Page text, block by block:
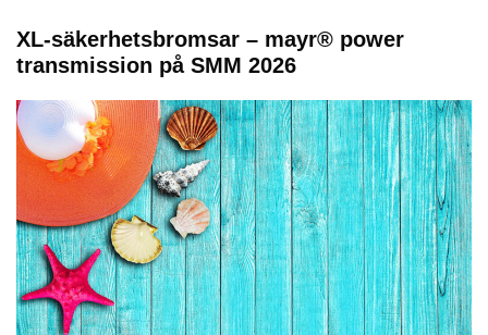
XL-säkerhetsbromsar – mayr® power
transmission på SMM 2026